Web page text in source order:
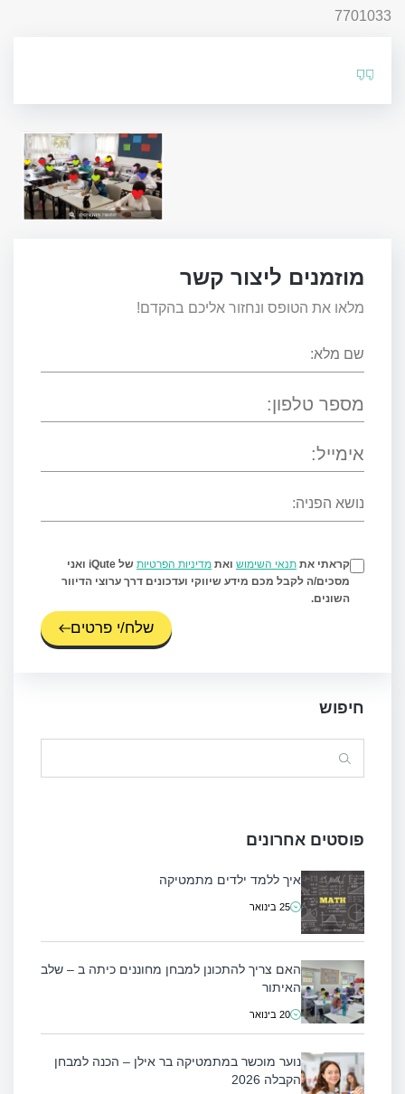
7701033
מוזמנים ליצור קשר
מלאו את הטופס ונחזור אליכם בהקדם!
קראתי את תנאי השימוש ואת מדיניות הפרטיות
של iQute ואני
מסכים/ה לקבל מכם מידע שיווקי ועדכונים דרך ערוצי הדיוור
השונים.
שלח/י פרטים
חיפוש
Search
for:
פוסטים אחרונים
איך ללמד ילדים מתמטיקה
25 בינואר
האם צריך להתכונן למבחן מחוננים כיתה ב – שלב
האיתור
20 בינואר
נוער מוכשר במתמטיקה בר אילן – הכנה למבחן
הקבלה 2026